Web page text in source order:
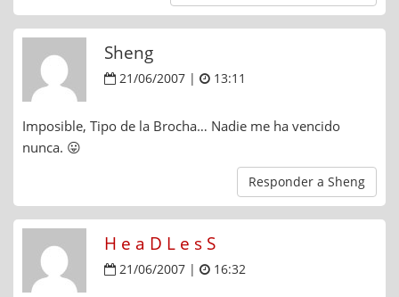
Sheng
21/06/2007 | 13:11
Imposible, Tipo de la Brocha… Nadie me ha vencido
nunca. 😛
Responder a Sheng
H e a D L e s S
21/06/2007 | 16:32